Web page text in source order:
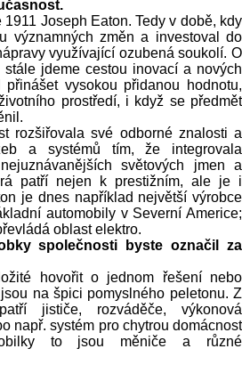
Joseph Eaton. Tedy v době, kdy
významných změn a investoval do
využívající ozubená soukolí. O
jdeme cestou inovací a nových
vysokou přidanou hodnotu,
prostředí, i když se předmět
rozšiřovala své odborné znalosti a
a systémů tím, že integrovala
světových jmen a
patří nejen k prestižním, ale je i
je dnes například největší výrobce
automobily v Severní Americe;
oblast elektro.
společnosti byste označil za
hovořit o jednom řešení nebo
na špici pomyslného peletonu. Z
jističe, rozváděče, výkonová
např. systém pro chytrou domácnost
to jsou měniče a různé